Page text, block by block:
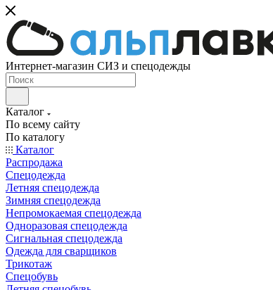
Интернет-магазин СИЗ и спецодежды
Каталог
По всему сайту
По каталогу
Каталог
Распродажа
Спецодежда
Летняя спецодежда
Зимняя спецодежда
Непромокаемая спецодежда
Одноразовая спецодежда
Сигнальная спецодежда
Одежда для сварщиков
Трикотаж
Спецобувь